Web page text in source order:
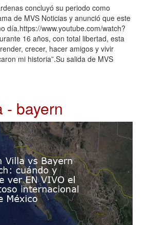
concluyó su periodo como
de MVS Noticias y anunció que este
día.https://www.youtube.com/watch?
16 años, con total libertad, esta
crecer, hacer amigos y vivir
mi historia”.Su salida de MVS
- bayern